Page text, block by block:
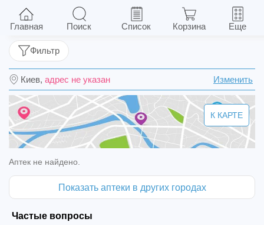
Мукалтин форте с витамин С табл. жев. №20
(10х2)
Киев, адрес не указан Изменить
Фильтр
К КАРТЕ
Аптек не найдено.
Показать аптеки в других городах
Частые вопросы
Главная Поиск Список Корзина Еще